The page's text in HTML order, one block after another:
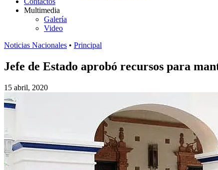
Multimedia
Galería
Video
Noticias Nacionales • Principal
Jefe de Estado aprobó recursos para
15 abril, 2020